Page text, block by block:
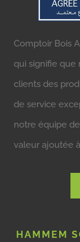
Comptoir Bois
qui signifie que
clients des
de service
notre équipe
valeur ajoutée
HAMMEM